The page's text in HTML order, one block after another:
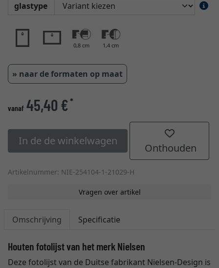
glastype
0,8 cm 1,4 cm
» naar de formaten op maat
vanaf 45,40 €*
In de de winkelwagen
Onthouden
Artikelnummer: NIE-254104-1-21029-H
Vragen over artikel
Omschrijving Specificatie
Houten fotolijst van het merk Nielsen
Deze fotolijst van de Duitse fabrikant Nielsen-Design is